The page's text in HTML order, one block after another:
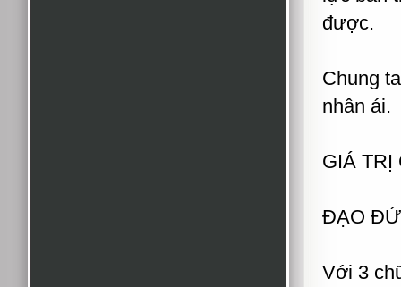
được.
Chung
nhân ái.
GIÁ TRỊ
ĐẠO
Với 3